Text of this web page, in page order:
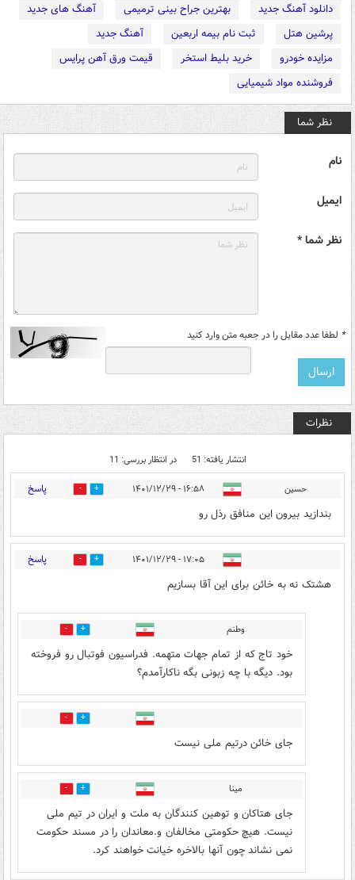
دانلود آهنگ جدید
بهترین جراح بینی ترمیمی
آهنگ های جدید
پرشین هتل
ثبت نام بیمه اربعین
آهنگ جدید
مزایده خودرو
خرید بلیط استخر
قیمت ورق آهن پرایس
فروشنده مواد شیمیایی
نظر شما
نام
ایمیل
نظر شما *
* لطفا عدد مقابل را در جعبه متن وارد کنید
نظرات
انتشار یافته: 51 در انتظار بررسی: 11
حسین ۱۶:۵۸ - ۱۴۰۱/۱۲/۲۹ 22 پاسخ
بندازید بیرون این منافق رذل رو
۱۷:۰۵ - ۱۴۰۱/۱۲/۲۹ 35 پاسخ
هشتک نه به خائن برای این آقا بسازیم
وطنم 11
خود تاج که از تمام جهات متهمه. فدراسیون فوتبال رو فروخته
بود. دیگه با چه زبونی بگه ناکارآمدم؟
17
جای خائن درتیم ملی نیست
مینا 9
جای هتاکان و توهین کنندگان به ملت و ایران در تیم ملی
نیست. هیچ حکومتی مخالفان و.معاندان را در مسند حکومت
نمی نشاند چون آنها بالاخره خیانت خواهند کرد.